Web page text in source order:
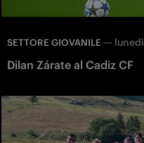
SETTORE GIOVANILE — lunedì
Dilan Zárate al Cadiz CF